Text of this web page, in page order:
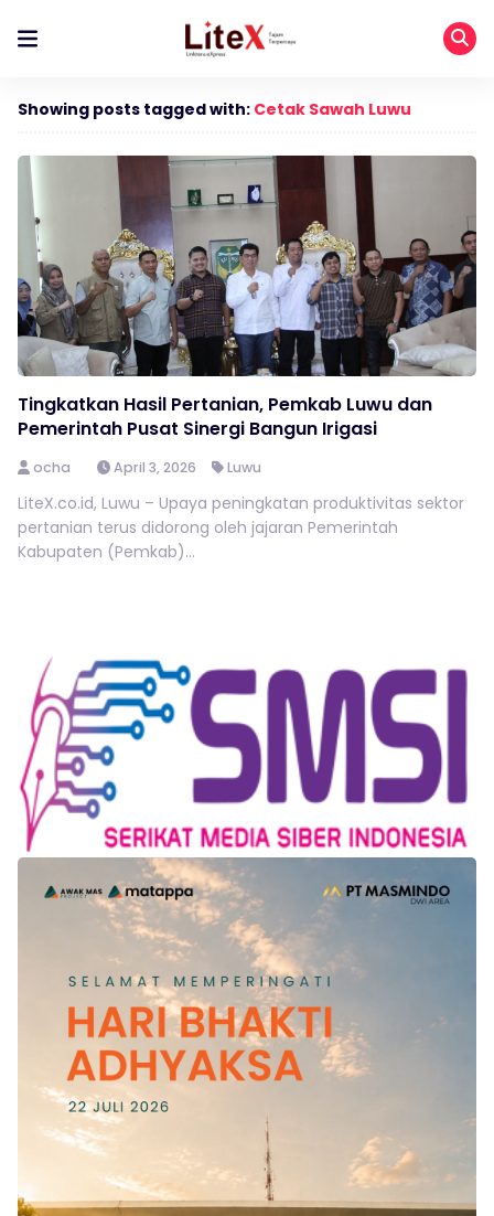
Showing posts tagged with: Cetak Sawah Luwu
Tingkatkan Hasil Pertanian, Pemkab Luwu dan
Pemerintah Pusat Sinergi Bangun Irigasi
ocha April 3, 2026 Luwu
LiteX.co.id, Luwu – Upaya peningkatan produktivitas sektor
pertanian terus didorong oleh jajaran Pemerintah
Kabupaten (Pemkab)...